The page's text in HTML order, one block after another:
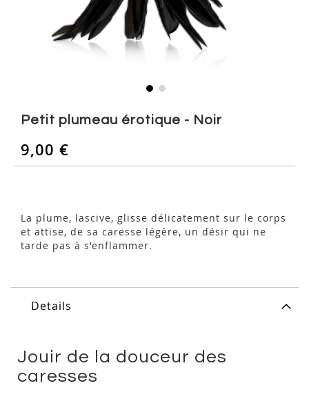
beginning
Petit plumeau érotique - Noir
9,00 €
La plume, lascive, glisse délicatement sur le corps
et attise, de sa caresse légère, un désir qui ne
tarde pas à s'enflammer.
Details
Jouir de la douceur des
caresses